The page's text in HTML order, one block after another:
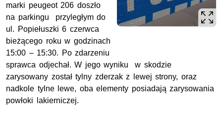
marki peugeot 206 doszło
na parkingu przyległym do
ul. Popiełuszki 6 czerwca
bieżącego roku w godzinach
15:00 – 15:30. Po zdarzeniu
sprawca odjechał. W jego wyniku w skodzie
zarysowany został tylny zderzak z lewej strony, oraz
nadkole tylne lewe, oba elementy posiadają zarysowania
powłoki lakierniczej.